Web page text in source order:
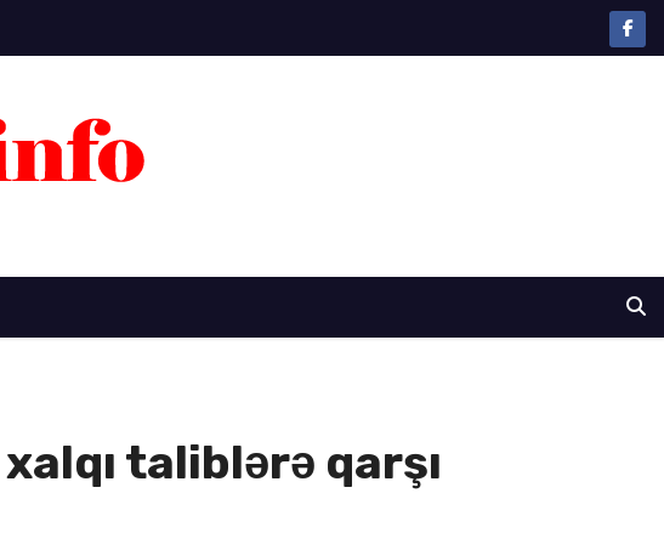
taliblərə qarşı